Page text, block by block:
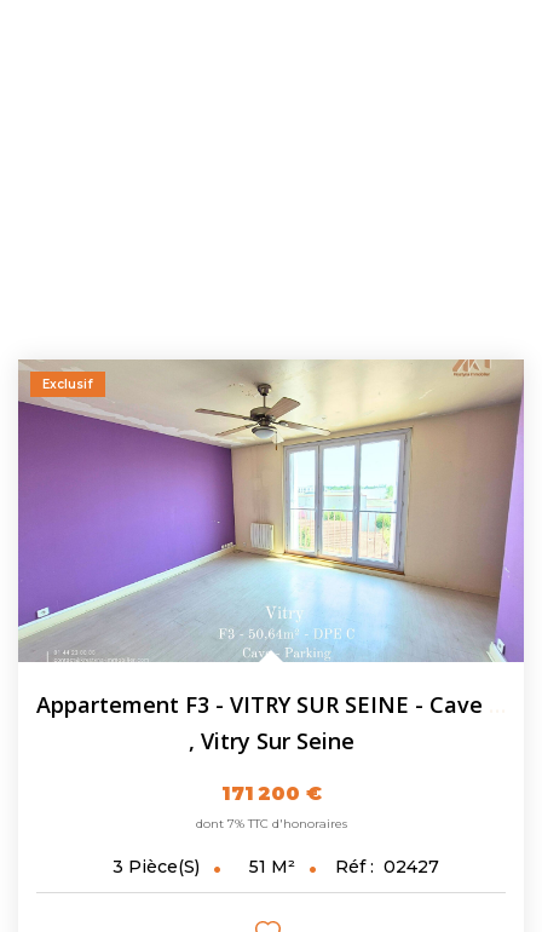
Exclusif
, Vitry Sur Seine
171 200 €
dont 7% TTC d'honoraires
3 Pièce(s) 51 M² Réf : 02427